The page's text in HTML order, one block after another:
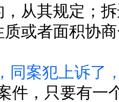
从其规定；
或者面积协
同案犯上诉了
，只要有一